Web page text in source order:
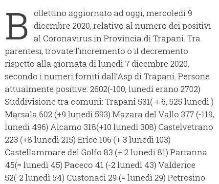
B ollettino aggiornato ad oggi, mercoledì 9
dicembre 2020, relativo al numero dei positivi
al Coronavirus in Provincia di Trapani. Tra
parentesi, trovate l’incremento o il decremento
rispetto alla giornata di lunedì 7 dicembre 2020,
secondo i numeri forniti dall’Asp di Trapani. Persone
attualmente positive: 2602(-100, lunedì erano 2702)
Suddivisione tra comuni: Trapani 531( + 6, 525 lunedì )
Marsala 602 (+9 lunedì 593) Mazara del Vallo 377 (-119,
lunedi 496) Alcamo 318(+10 lunedì 308) Castelvetrano
223 (+8 lunedì 215) Erice 106 (+ 3 lunedì 103)
Castellammare del Golfo 83 (+ 2 lunedi 81) Partanna
45(= lunedì 45) Paceco 41 (-2 lunedì 43) Valderice
52(-2 lunedì 54) Custonaci 29 (= lunedì 29) Petrosino